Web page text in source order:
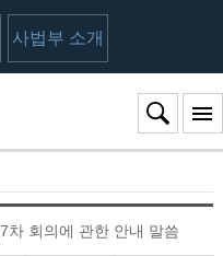
사법부 소개
차 회의에 관한 안내 말씀